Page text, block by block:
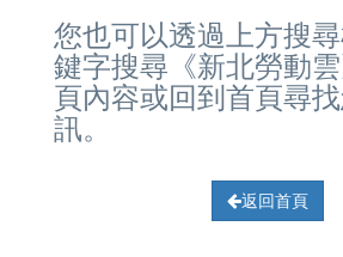
您也可以透過上方搜
鍵字搜尋《新北勞動
頁內容或回到首頁尋
訊。
返回首頁